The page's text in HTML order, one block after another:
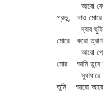
আরো বেদনা
প্রভু, দাও মোরে
দ্বার ছুটায়ে
মোরে করো ত্রাণ
আরো
মোর আমি ডুবে
সুধাধারে
তুমি আরো আরো